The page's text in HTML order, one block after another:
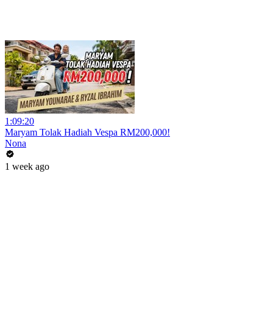
1:09:20
Maryam Tolak Hadiah Vespa RM200,000!
Nona
1 week ago